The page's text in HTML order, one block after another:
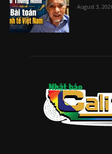
August 3,